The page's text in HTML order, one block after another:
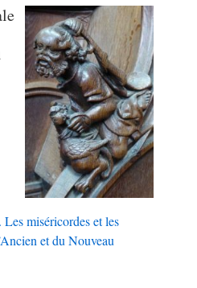
miséricordes et les
et du Nouveau